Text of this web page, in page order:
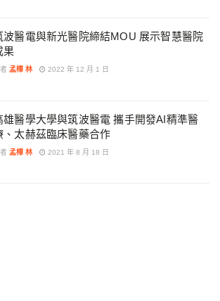
波醫電與新光醫院締結MOU 展示智慧醫院
果
孟樺 林 2022 年 12 月 1 日
雄醫學大學與筑波醫電 攜手開發AI精準醫
、太赫茲臨床醫藥合作
孟樺 林 2021 年 8 月 18 日